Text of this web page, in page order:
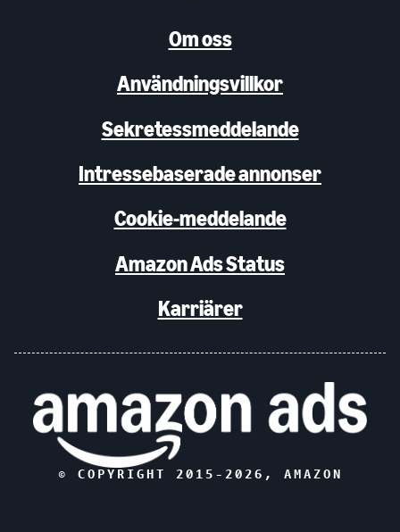
Om oss
Användningsvillkor
Sekretessmeddelande
Intressebaserade annonser
Cookie-meddelande
Amazon Ads Status
Karriärer
© COPYRIGHT 2015- 2026 , AMAZON